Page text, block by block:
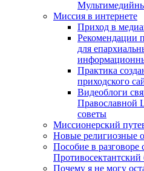
Миссия в интернете
Приход в
Рекомендации
для
Практика
приходского
Видеоблоги
Православной
советы
Миссионерский
Новые религиозные
Пособие в разговоре
Противосектантский
Почему я не могу